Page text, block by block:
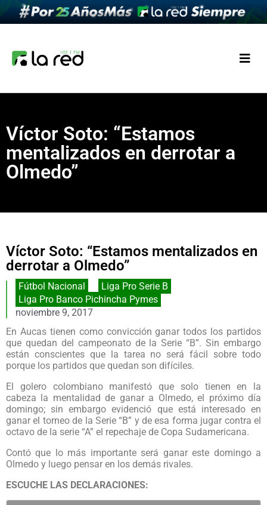
Víctor Soto: “Estamos
mentalizados en derrotar a
Olmedo”
Víctor Soto: “Estamos mentalizados en
derrotar a Olmedo”
Fútbol Nacional
Liga Pro Serie B
Liga Pro Banco Pichincha Pymes
noviembre 9, 2017
En Aucas tienen como convicción ganar todos los partidos
que quedan del campeonato de la Serie “B”. Sin embargo
están conscientes que la tarea no será fácil sobre todo
porque los partidos que quedan son difíciles.
El golero colombiano manifestó que solo tienen en la
cabeza la mentalidad de ganar a Olmedo, el próximo día
domingo; sin embargo evidenció que está interesado en
ganar el torneo de la Serie “B” y de esa forma jugar contra el
octavo de la serie “A” el repechaje de Copa Sudamericana.
Contó que lo más importante será ganar este domingo a
Olmedo y luego pensar en los demás rivales.
ESCUCHE LAS DECLARACIONES: